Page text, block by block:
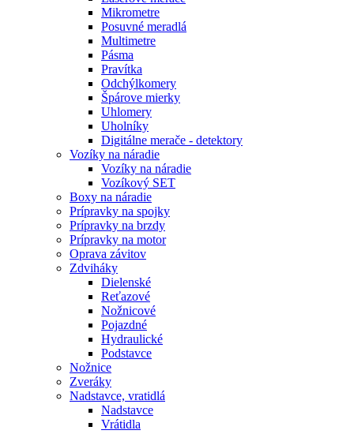
Mikrometre
Posuvné meradlá
Multimetre
Pásma
Pravítka
Odchýlkomery
Špárove mierky
Uhlomery
Uholníky
Digitálne merače - detektory
Vozíky na náradie
Vozíky na náradie
Vozíkový SET
Boxy na náradie
Prípravky na spojky
Prípravky na brzdy
Prípravky na motor
Oprava závitov
Zdviháky
Dielenské
Reťazové
Nožnicové
Pojazdné
Hydraulické
Podstavce
Nožnice
Zveráky
Nadstavce, vratidlá
Nadstavce
Vrátidla